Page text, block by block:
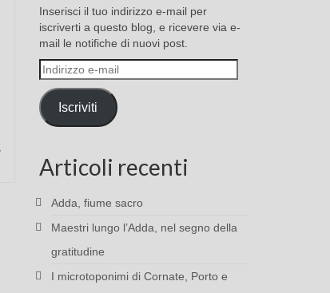
Inserisci il tuo indirizzo e-mail per
iscriverti a questo blog, e ricevere via e-
mail le notifiche di nuovi post.
Indirizzo
e-
mail
Iscriviti
Articoli recenti
Adda, fiume sacro
Maestri lungo l’Adda, nel segno della
gratitudine
I microtoponimi di Cornate, Porto e